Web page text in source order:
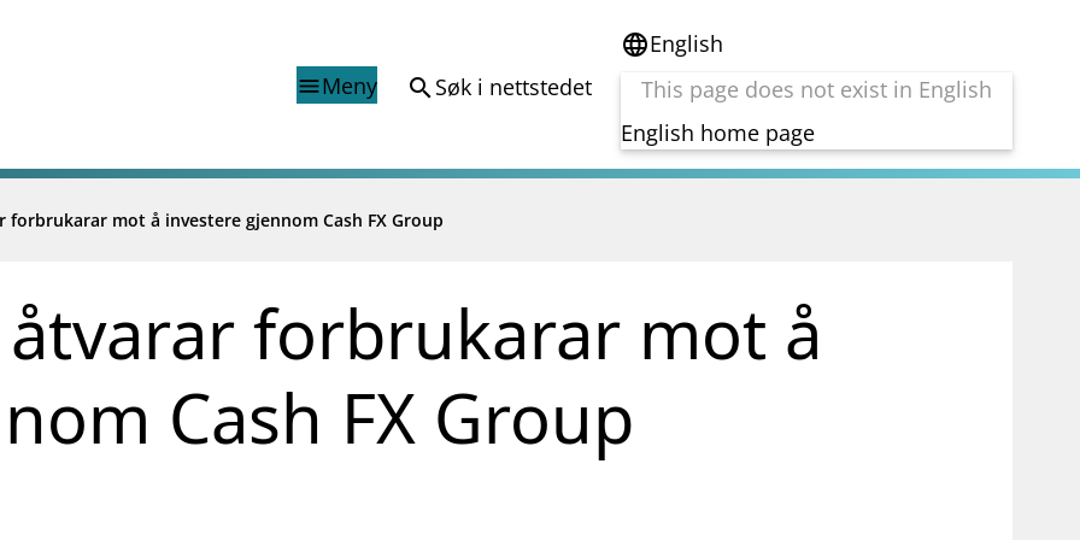
menuMeny search Søk i nettstedet
languageEnglish
This page does not exist in English
English home page
og vedtak
og analysar
Finanstilsynets registre
Shortsalgregisteret (SSR)
Tredjelandsrevisorregister
Folkefinansiering
Kryptoeiendelsloven (MiCA)
forbrukarar mot å investere gjennom Cash FX Group
forbrukarar mot å
Cash FX Group